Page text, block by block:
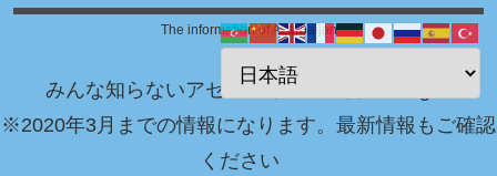
The information of Azerbaijan
みんな知らないアゼルバイジャン情報 Blog！
※2020年3月までの情報になります。最新情報もご確認
ください